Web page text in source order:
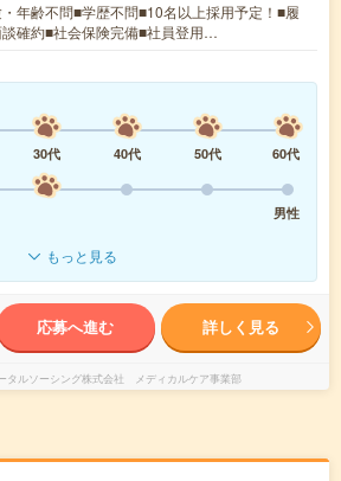
年齢不問■学歴不問■10名以上採用予定！■履
確約■社会保険完備■社員登用…
30代 40代 50代
60代
男性
もっと見る
応募へ進む 詳しく見る
タルソーシング株式会社 メディカルケア事業部